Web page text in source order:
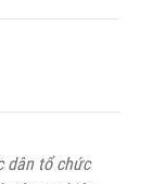
dân tổ chức